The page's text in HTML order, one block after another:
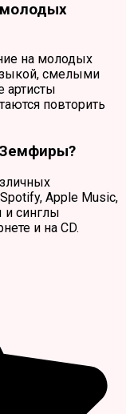
молодых
на молодых
смелыми
артисты
повторить
Apple Music,
и синглы
и на CD.